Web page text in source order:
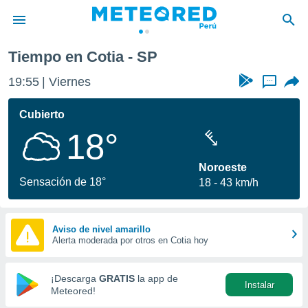
de
ha sido
que se
calidad.
a este
las
y
forma
digital
basada
Tiempo en Cotia - SP
19:55 Viernes ...
Cubierto
18°
Sensación de 18°
Noroeste
18
43 km/h
Aviso de nivel amarillo
Alerta moderada por otros en Cotia hoy
¡Descarga GRATIS la app de
Meteored!
Instalar